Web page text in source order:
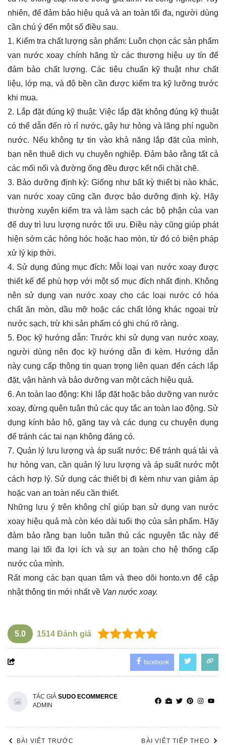
nhiên, để đảm bảo hiệu quả và an toàn tối đa, người dùng
cần chú ý đến một số điều sau.
1. Kiểm tra chất lượng sản phẩm: Luôn chọn các sản phẩm
van nước xoay chính hãng từ các thương hiệu uy tín để
đảm bảo chất lượng. Các tiêu chuẩn kỹ thuật như chất
liệu, lớp mạ, và độ bền cần được kiểm tra kỹ lưỡng trước
khi mua.
2. Lắp đặt đúng kỹ thuật: Việc lắp đặt không đúng kỹ thuật
có thể dẫn đến rò rỉ nước, gây hư hỏng và lãng phí nguồn
nước. Nếu không tự tin vào khả năng lắp đặt của mình,
bạn nên thuê dịch vụ chuyên nghiệp. Đảm bảo rằng tất cả
các mối nối và đường ống đều được kết nối chặt chẽ.
3. Bảo dưỡng định kỳ: Giống như bất kỳ thiết bị nào khác,
van nước xoay cũng cần được bảo dưỡng định kỳ. Hãy
thường xuyên kiểm tra và làm sạch các bộ phận của van
để duy trì lưu lượng nước tối ưu. Điều này cũng giúp phát
hiện sớm các hỏng hóc hoặc hao mòn, từ đó có biện pháp
xử lý kịp thời.
4. Sử dụng đúng mục đích: Mỗi loại van nước xoay được
thiết kế để phù hợp với một số mục đích nhất định. Không
nên sử dụng van nước xoay cho các loại nước có hóa
chất ăn mòn, dầu mỡ hoặc các chất lỏng khác ngoại trừ
nước sạch, trừ khi sản phẩm có ghi chú rõ ràng.
5. Đọc kỹ hướng dẫn: Trước khi sử dụng van nước xoay,
người dùng nên đọc kỹ hướng dẫn đi kèm. Hướng dẫn
này cung cấp thông tin quan trọng liên quan đến cách lắp
đặt, vận hành và bảo dưỡng van một cách hiệu quả.
6. An toàn lao động: Khi lắp đặt hoặc bảo dưỡng van nước
xoay, đừng quên tuân thủ các quy tắc an toàn lao động. Sử
dụng kính bảo hộ, găng tay và các dụng cụ chuyên dụng
để tránh các tai nạn không đáng có.
7. Quản lý lưu lượng và áp suất nước: Để tránh quá tải và
hư hỏng van, cần quản lý lưu lượng và áp suất nước một
cách hợp lý. Sử dụng các thiết bị đi kèm như van giảm áp
hoặc van an toàn nếu cần thiết.
Những lưu ý trên không chỉ giúp bạn sử dụng van nước
xoay hiệu quả mà còn kéo dài tuổi thọ của sản phẩm. Hãy
đảm bảo rằng bạn luôn tuân thủ các nguyên tắc này để
mang lại tối đa lợi ích và sự an toàn cho hệ thống cấp
nước của mình.
Rất mong các bạn quan tâm và theo dõi honto.vn để cập
nhật thông tin mới nhất về Van nước xoay.
5.0 1514 Đánh giá
facebook
TÁC GIẢ SUDO ECOMMERCE
ADMIN
BÀI VIẾT TRƯỚC BÀI VIẾT TIẾP THEO